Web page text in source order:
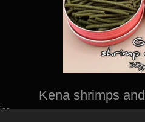
Kena shrimps